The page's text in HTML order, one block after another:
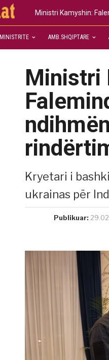
Ministri Kamyshin:
MINISTRITE AMB.SHQIPTARE
Ministri
Kryetari i
ukrainas për
Publikuar: